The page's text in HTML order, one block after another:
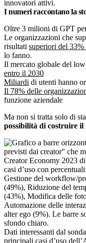
innovatori attivi.
I numeri raccontano la
Oltre 3 milioni di GPT
Le organizzazioni che
risultati superiori del
lo fanno.
Il mercato globale del
entro il 2030
Miliardi di utenti hanno
Il 78% delle
funzione aziendale
Ma non si tratta solo di
possibilità di costruire
Dati interessanti dal
principali casi d’uso